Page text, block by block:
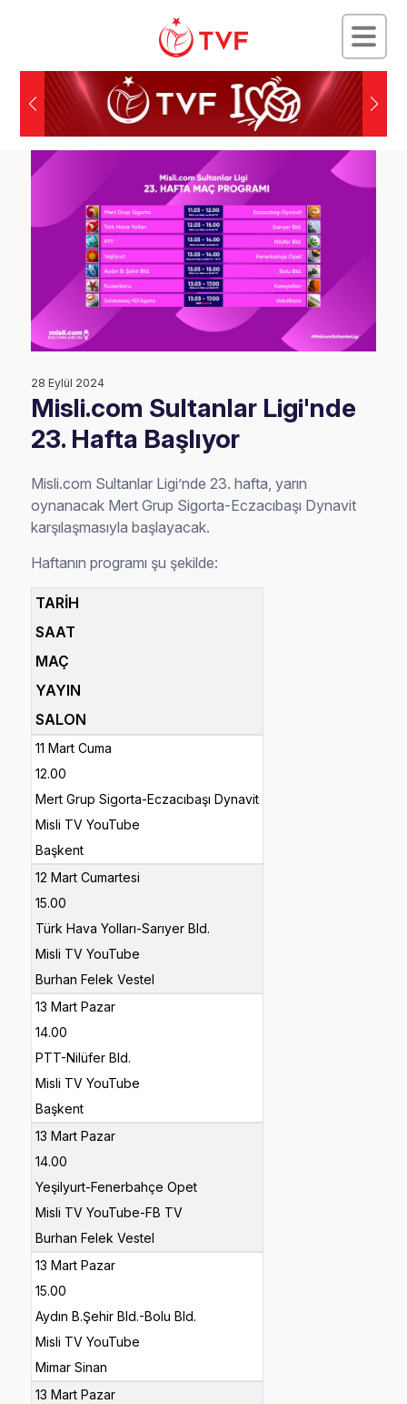
28 Eylül 2024
Misli.com Sultanlar Ligi'nde
23. Hafta Başlıyor
Misli.com Sultanlar Ligi’nde 23. hafta, yarın
oynanacak Mert Grup Sigorta-Eczacıbaşı Dynavit
karşılaşmasıyla başlayacak.
Haftanın programı şu şekilde:
TARİH
SAAT
MAÇ
YAYIN
SALON
11 Mart Cuma
12.00
Mert Grup Sigorta-Eczacıbaşı Dynavit
Misli TV YouTube
Başkent
12 Mart Cumartesi
15.00
Türk Hava Yolları-Sarıyer Bld.
Misli TV YouTube
Burhan Felek Vestel
13 Mart Pazar
14.00
PTT-Nilüfer Bld.
Misli TV YouTube
Başkent
13 Mart Pazar
14.00
Yeşilyurt-Fenerbahçe Opet
Misli TV YouTube-FB TV
Burhan Felek Vestel
13 Mart Pazar
15.00
Aydın B.Şehir Bld.-Bolu Bld.
Misli TV YouTube
Mimar Sinan
13 Mart Pazar